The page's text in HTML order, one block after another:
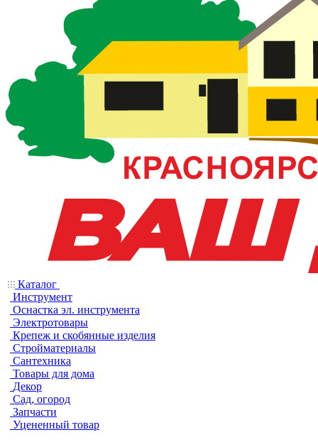
Каталог
Инструмент
Оснастка эл. инструмента
Электротовары
Крепеж и скобянные изделия
Стройматериалы
Сантехника
Товары для дома
Декор
Сад, огород
Запчасти
Уцененный товар